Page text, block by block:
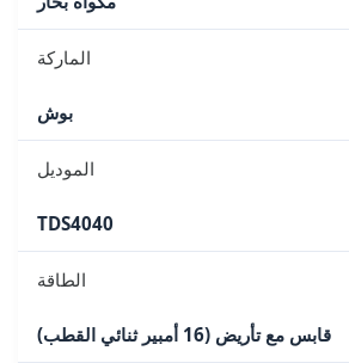
الماركة
بوش
الموديل
TDS4040
الطاقة
قابس مع تأريض (16 أمبير ثنائي القطب)